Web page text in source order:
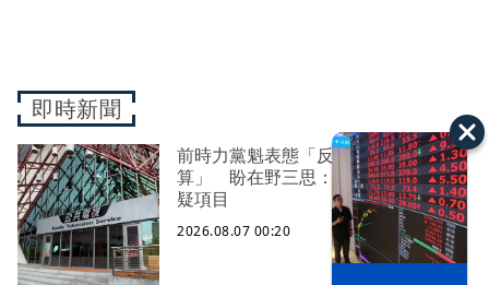
即時新聞
前時力黨魁表態「反對刪公視預
算」 盼在野三思：改凍結處理受質
疑項目
2026.08.07 00:20